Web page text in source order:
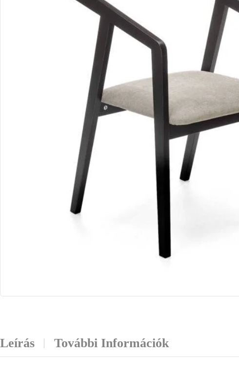
Leírás További Információk